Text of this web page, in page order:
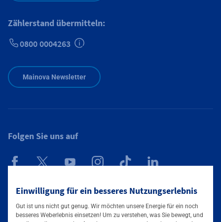
Einwilligung für ein besseres Nutzungserlebnis
Gut ist uns nicht gut genug. Wir möchten unsere Energie für ein noch
besseres Weberlebnis einsetzen! Um zu verstehen, was Sie bewegt, und
Zählerstand übermitteln:
0800 0004263
Mainova Newsletter
Folgen Sie uns auf
Mainova App